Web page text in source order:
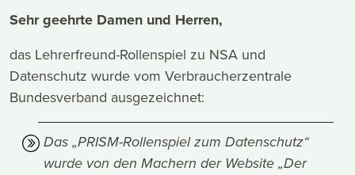
Sehr geehrte Damen und Herren,
das Lehrerfreund-Rollenspiel zu NSA und
Datenschutz wurde vom Verbraucherzentrale
Bundesverband ausgezeichnet:
Das „PRISM-Rollenspiel zum Datenschutz“
wurde von den Machern der Website „Der